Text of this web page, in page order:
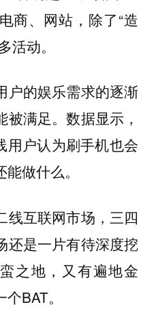
商、网站，除了“造
活动。
户的娱乐需求的逐渐
满足。数据显示，
用户认为刷手机也会
做什么。
线互联网市场，三四
还是一片有待深度挖
之地，又有遍地金
BAT。